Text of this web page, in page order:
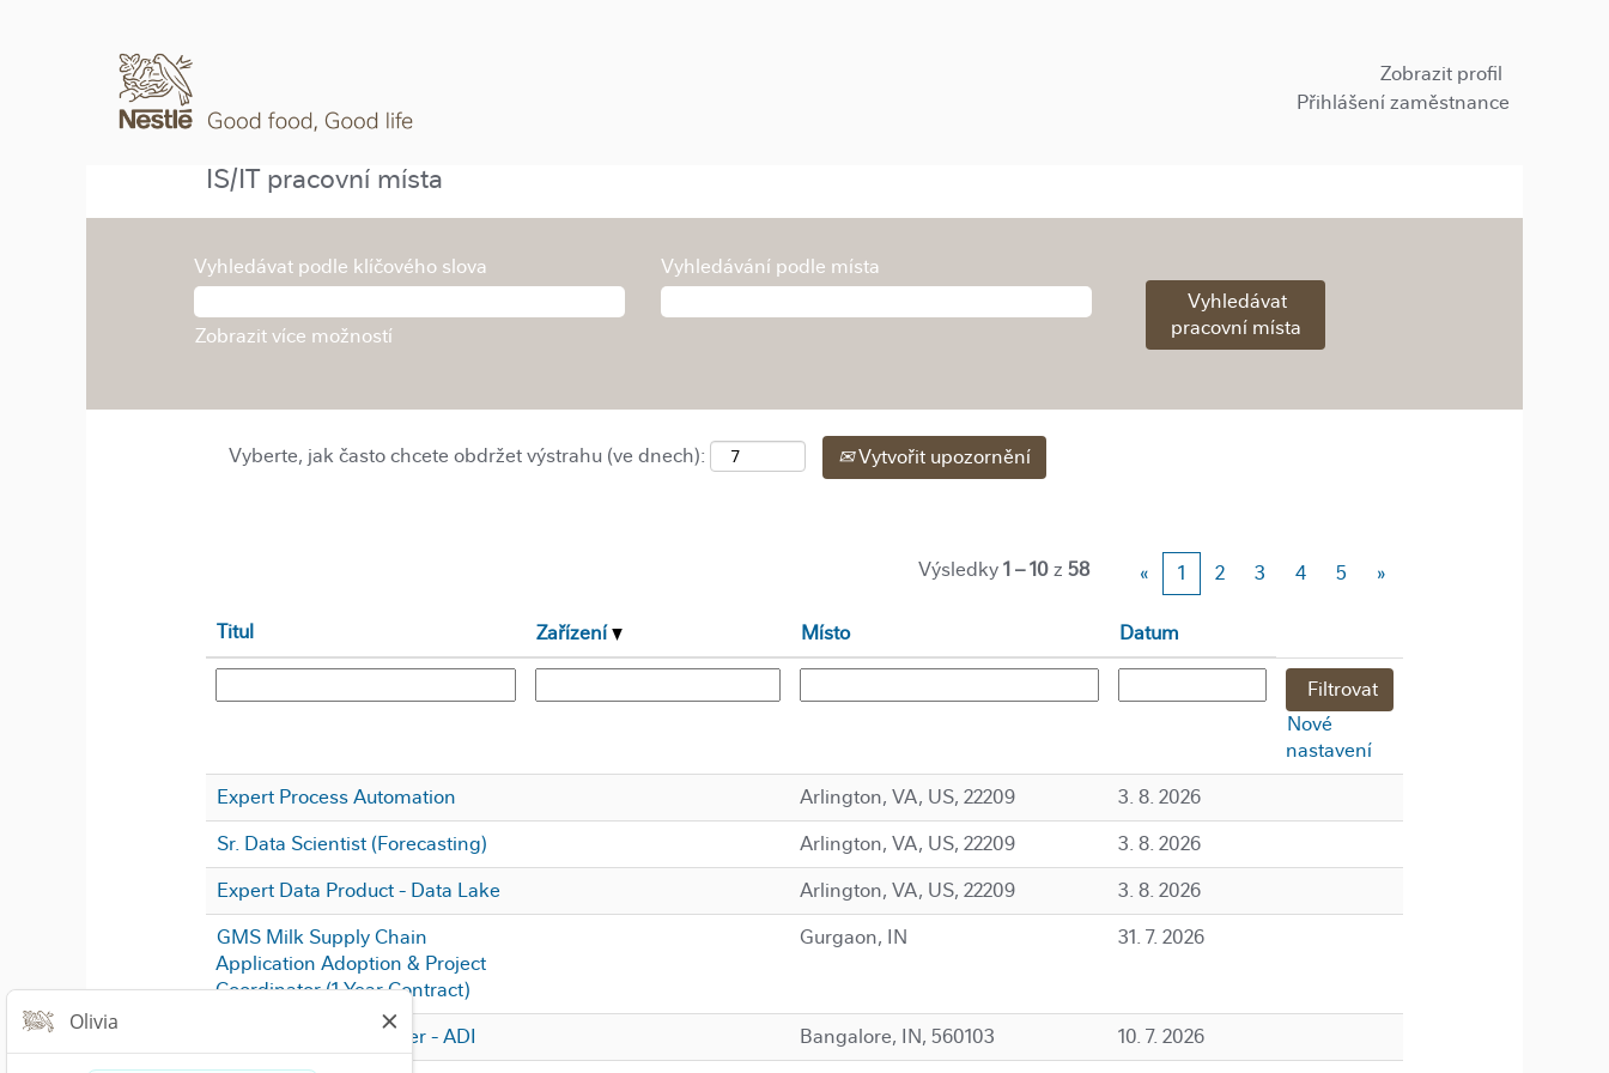
Zobrazit profil
Přihlášení zaměstnance
IS/IT pracovní místa
Vyhledávat podle klíčového slova Vyhledávání podle místa
Zobrazit více možností
Vyberte, jak často chcete obdržet výstrahu (ve dnech): Vytvořit upozornění
Výsledky1 – 10z 58 « 1 2 3 4 5 »
Titul Zařízení Místo Datum
Nové
nastavení
Expert Process Automation
Arlington, VA, US, 22209
3. 8. 2026
Sr. Data Scientist (Forecasting)
Arlington, VA, US, 22209
3. 8. 2026
Expert Data Product - Data Lake
Arlington, VA, US, 22209
3. 8. 2026
GMS Milk Supply Chain
Application Adoption & Project
Coordinator (1 Year Contract)
Gurgaon, IN 31. 7. 2026
AOA Regional Manager - ADI Bangalore, IN, 560103
10. 7. 2026